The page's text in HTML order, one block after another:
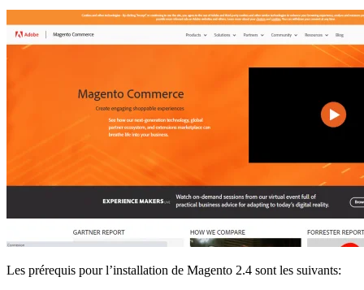
Les prérequis pour l’installation de Magento 2.4 sont les suivants: